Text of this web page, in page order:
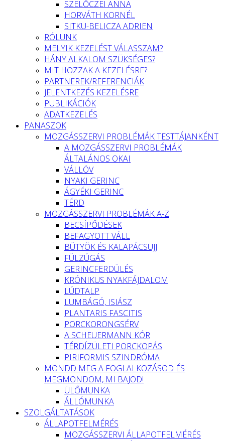
SZELŐCZEI ANNA
HORVÁTH KORNÉL
SITKU-BELICZA ADRIEN
RÓLUNK
MELYIK KEZELÉST VÁLASSZAM?
HÁNY ALKALOM SZÜKSÉGES?
MIT HOZZAK A KEZELÉSRE?
PARTNEREK/REFERENCIÁK
JELENTKEZÉS KEZELÉSRE
PUBLIKÁCIÓK
ADATKEZELÉS
PANASZOK
MOZGÁSSZERVI PROBLÉMÁK TESTTÁJANKÉNT
A MOZGÁSSZERVI PROBLÉMÁK
ÁLTALÁNOS OKAI
VÁLLÖV
NYAKI GERINC
ÁGYÉKI GERINC
TÉRD
MOZGÁSSZERVI PROBLÉMÁK A-Z
BECSÍPŐDÉSEK
BEFAGYOTT VÁLL
BÜTYÖK ÉS KALAPÁCSUJJ
FÜLZÚGÁS
GERINCFERDÜLÉS
KRÓNIKUS NYAKFÁJDALOM
LÚDTALP
LUMBÁGÓ, ISIÁSZ
PLANTARIS FASCITIS
PORCKORONGSÉRV
A SCHEUERMANN KÓR
TÉRDÍZÜLETI PORCKOPÁS
PIRIFORMIS SZINDRÓMA
MONDD MEG A FOGLALKOZÁSOD ÉS
MEGMONDOM, MI BAJOD!
ÜLŐMUNKA
ÁLLÓMUNKA
SZOLGÁLTATÁSOK
ÁLLAPOTFELMÉRÉS
MOZGÁSSZERVI ÁLLAPOTFELMÉRÉS